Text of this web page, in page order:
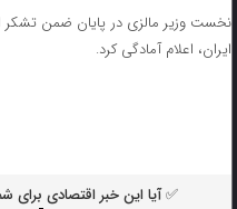
نخست وزیر مالزی در پایان ضمن تشکر
ایران، اعلام آمادگی کرد.
✅ آیا این خبر اقتصادی برای